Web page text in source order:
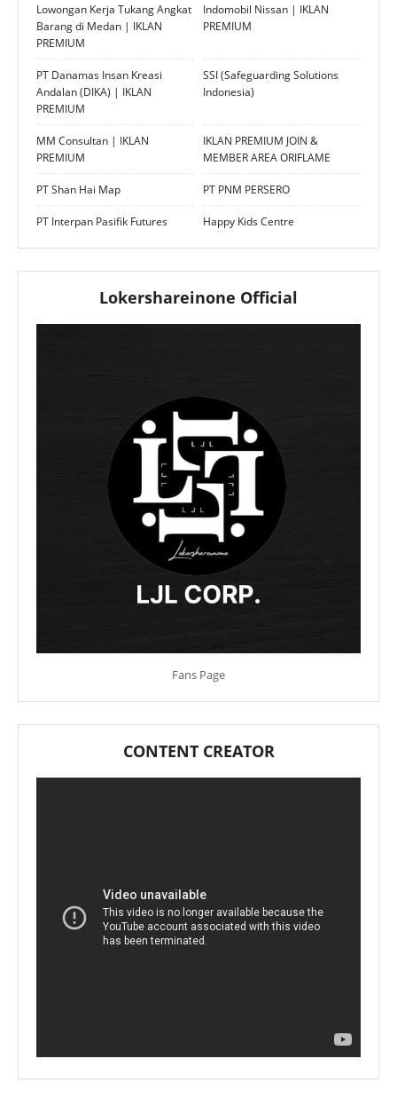
Lowongan Kerja Tukang Angkat
Barang di Medan | IKLAN
PREMIUM
Indomobil Nissan | IKLAN
PREMIUM
PT Danamas Insan Kreasi
Andalan (DIKA) | IKLAN
PREMIUM
SSI (Safeguarding Solutions
Indonesia)
MM Consultan | IKLAN
PREMIUM
IKLAN PREMIUM JOIN &
MEMBER AREA ORIFLAME
PT Shan Hai Map PT PNM PERSERO
PT Interpan Pasifik Futures Happy Kids Centre
Lokershareinone Official
Fans Page
CONTENT CREATOR